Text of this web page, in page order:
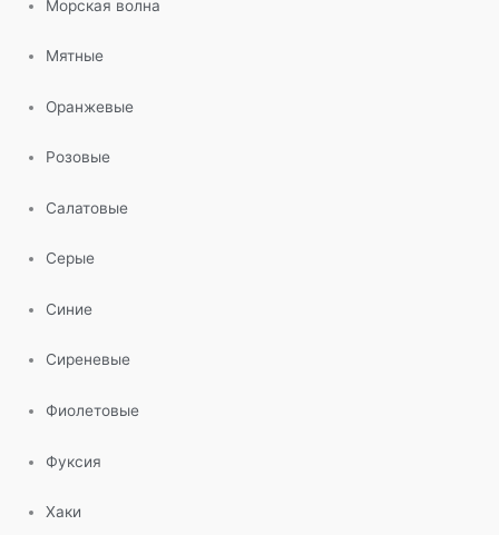
Морская волна
Мятные
Оранжевые
Розовые
Салатовые
Серые
Синие
Сиреневые
Фиолетовые
Фуксия
Хаки